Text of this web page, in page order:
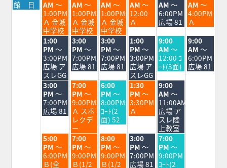
曜
日,
館 日
曜
日,
7
月
28th
2026
AM ～
1:00PM
Ａ 金城
中学校
曜
日,
7
月
29th
2026
AM ～
1:00PM
Ａ 金城
中学校
曜
日,
7
月
30th
2026
AM ～
1:00PM
Ａ 金城
中学校
曜
日,
7
月
31st
2026
AM ～
12:00
Ａ
曜
日,
8
月
1st
2026
AM ～
6:00PM
広場 81
曜
日,
8
月
2nd
2026
AM ～
4:00PM
Ａ
火
曜
日,
7
月
28th
2026
1:00
PM ～
3:00PM
広場 ア
スレGG
水
曜
日,
7
月
29th
2026
3:00
PM ～
7:00PM
広場 81
木
曜
日,
7
月
30th
2026
3:00
PM ～
7:00PM
広場 81
金
曜
日,
7
月
31st
2026
1:00
PM ～
3:00PM
広場 ア
スレGG
土
曜
日,
8
月
1st
2026
9:00
AM ～
12:00 ｺ
ｰﾄ(3面)
日
曜
日,
8
月
9:00
AM ～
6:00PM
広場 81
火
曜
日,
7
月
2026
3:00
PM ～
7:00PM
広場 81
水
曜
日,
7
月
29th
2026
7:00
PM ～
9:00PM
Ａ スポ
レクデ
ー
木
曜
日,
7
月
30th
2026
6:00
PM ～
8:00PM
ｺｰﾄ(2
面) 52
金
曜
日,
7
月
2026
1:30
PM ～
3:30PM
Ａ
土
曜
日,
8
月
1st
2026
9:00
AM ～
11:00AM
広場 ア
スレ陸
上教室
火
曜
日,
7
5:00
PM ～
6:00PM
Ｂ(全
水
曜
日,
7
7:00
PM ～
9:00PM
Ｂ(1/2
木
曜
日,
7
8:00
PM ～
9:00PM
Ｂ(1/2
金
曜
日,
7
3:00
PM ～
7:00PM
広場 81
土
曜
日,
8
7:00
PM ～
9:00PM
ｺｰﾄ(2